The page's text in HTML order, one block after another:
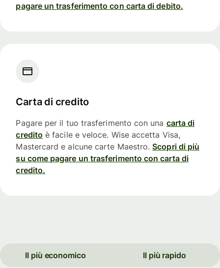
pagare un trasferimento con carta di debito.
Carta di credito
Pagare per il tuo trasferimento con una carta di
credito è facile e veloce. Wise accetta Visa,
Mastercard e alcune carte Maestro.Scopri di più
su come pagare un trasferimento con carta di
credito.
Il più economico Il più rapido